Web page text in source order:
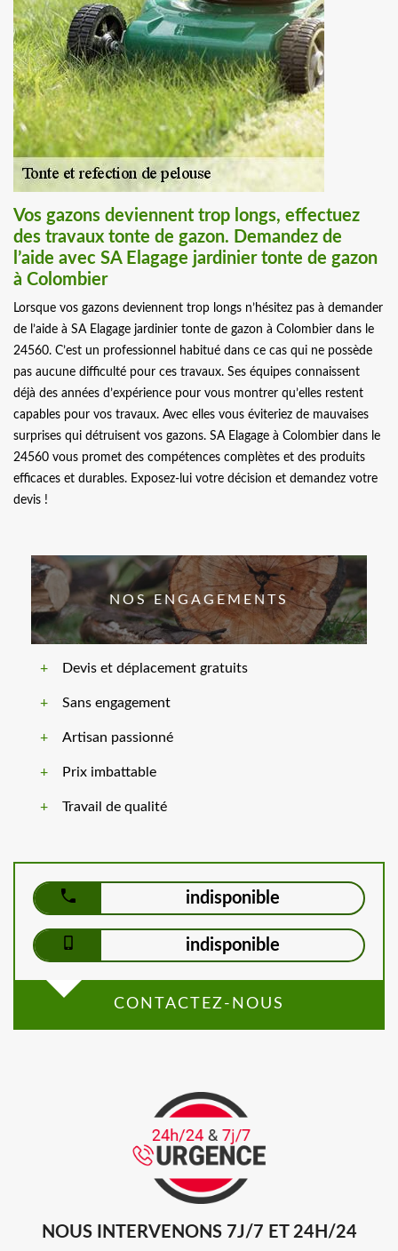
Vos gazons deviennent trop longs, effectuez
des travaux tonte de gazon. Demandez de
l’aide avec SA Elagage jardinier tonte de gazon
à Colombier
Lorsque vos gazons deviennent trop longs n’hésitez pas à demander
de l’aide à SA Elagage jardinier tonte de gazon à Colombier dans le
24560. C’est un professionnel habitué dans ce cas qui ne possède
pas aucune difficulté pour ces travaux. Ses équipes connaissent
déjà des années d’expérience pour vous montrer qu’elles restent
capables pour vos travaux. Avec elles vous éviteriez de mauvaises
surprises qui détruisent vos gazons. SA Elagage à Colombier dans le
24560 vous promet des compétences complètes et des produits
efficaces et durables. Exposez-lui votre décision et demandez votre
devis !
NOS ENGAGEMENTS
Devis et déplacement gratuits
Sans engagement
Artisan passionné
Prix imbattable
Travail de qualité
indisponible
indisponible
CONTACTEZ-NOUS
NOUS INTERVENONS 7J/7 ET 24H/24